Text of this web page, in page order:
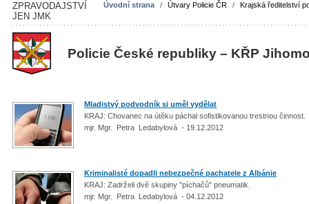
Úvodní strana / Útvary Policie ČR / Krajská ředitelství
ZPRAVODAJSTVÍ
JEN JMK
Policie České republiky – KŘP
Mladistvý podvodník si uměl vydělat
KRAJ: Chovanec na útěku páchal sofistikovanou trestnou činnost.
mjr. Mgr. Petra Ledabylová - 19.12.2012
Kriminalisté dopadli nebezpečné pachatele z Albánie
KRAJ: Zadrželi dvě skupiny "píchačů" pneumatik.
mjr. Mgr. Petra Ledabylová - 04.12.2012